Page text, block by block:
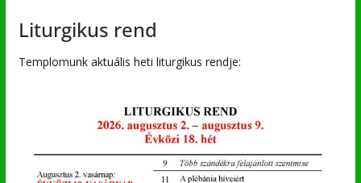
Liturgikus rend
Templomunk aktuális heti liturgikus rendje: